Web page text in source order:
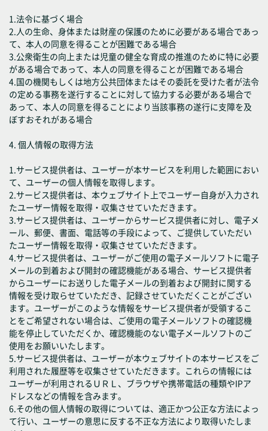
1.法令に基づく場合
2.人の生命、身体または財産の保護のために必要がある場合であっ
て、本人の同意を得ることが困難である場合
3.公衆衛生の向上または児童の健全な育成の推進のために特に必要
がある場合であって、本人の同意を得ることが困難である場合
4.国の機関もしくは地方公共団体またはその委託を受けた者が法令
の定める事務を遂行することに対して協力する必要がある場合で
あって、本人の同意を得ることにより当該事務の遂行に支障を及
ぼすおそれがある場合
4. 個人情報の取得方法
1.サービス提供者は、ユーザーが本サービスを利用した範囲におい
て、ユーザーの個人情報を取得します。
2.サービス提供者は、本ウェブサイト上でユーザー自身が入力され
たユーザー情報を取得・収集させていただきます。
3.サービス提供者は、ユーザーからサービス提供者に対し、電子メ
ール、郵便、書面、電話等の手段によって、ご提供していただい
たユーザー情報を取得・収集させていただきます。
4.サービス提供者は、ユーザーがご使用の電子メールソフトに電子
メールの到着および開封の確認機能がある場合、サービス提供者
からユーザーにお送りした電子メールの到着および開封に関する
情報を受け取らせていただき、記録させていただくことがござい
ます。ユーザーがこのような情報をサービス提供者が受領するこ
とをご希望されない場合は、ご使用の電子メールソフトの確認機
能を停止していただくか、確認機能のない電子メールソフトのご
使用をお願いいたします。
5.サービス提供者は、ユーザーが本ウェブサイトの本サービスをご
利用された履歴等を収集させていただきます。これらの情報には
ユーザーが利用されるＵＲＬ、ブラウザや携帯電話の種類やIPア
ドレスなどの情報を含みます。
6.その他の個人情報の取得については、適正かつ公正な方法によっ
て行い、ユーザーの意思に反する不正な方法により取得いたしま